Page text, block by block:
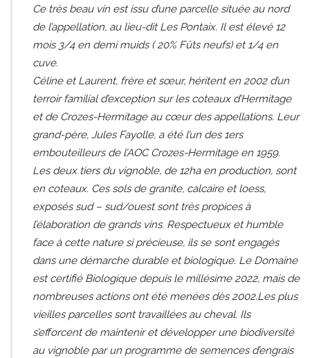
Ce très beau vin est issu d’une parcelle située au nord
de l’appellation, au lieu-dit Les Pontaix. Il est élevé 12
mois 3/4 en demi muids ( 20% Fûts neufs) et 1/4 en
cuve.
Céline et Laurent, frère et sœur, héritent en 2002 d’un
terroir familial d’exception sur les coteaux d’Hermitage
et de Crozes-Hermitage au cœur des appellations. Leur
grand-père, Jules Fayolle, a été l’un des 1ers
embouteilleurs de l’AOC Crozes-Hermitage en 1959.
Les deux tiers du vignoble, de 12ha en production, sont
en coteaux. Ces sols de granite, calcaire et loess,
exposés sud – sud/ouest sont très propices à
l’élaboration de grands vins. Respectueux et humble
face à cette nature si précieuse, ils se sont engagés
dans une démarche durable et biologique. Le Domaine
est certifié Biologique depuis le millésime 2022, mais de
nombreuses actions ont été menées dès 2002.Les plus
vieilles parcelles sont travaillées au cheval. Ils
s’efforcent de maintenir et développer une biodiversité
au vignoble par un programme de semences d’engrais